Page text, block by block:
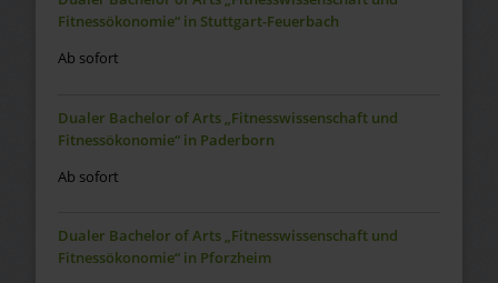
Fitnessökonomie“ in Stuttgart-Feuerbach
Ab sofort
Dualer Bachelor of Arts „Fitnesswissenschaft und
Fitnessökonomie“ in Paderborn
Ab sofort
Dualer Bachelor of Arts „Fitnesswissenschaft und
Fitnessökonomie“ in Pforzheim